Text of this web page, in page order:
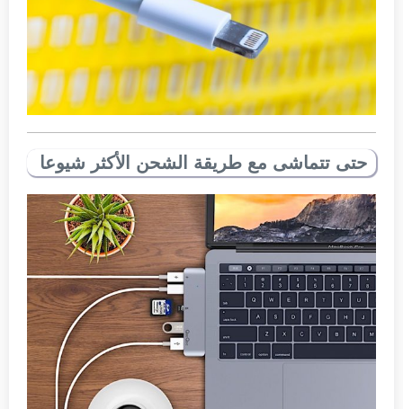
حتى تتماشى مع طريقة الشحن الأكثر شيوعا